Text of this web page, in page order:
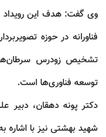
وی گفت: هدف این رویداد
فناورانه در حوزه
تشخیص زودرس
توسعه فناوری‌ها است.
دکتر پونه دهقان،
شهید بهشتی نیز با اشاره